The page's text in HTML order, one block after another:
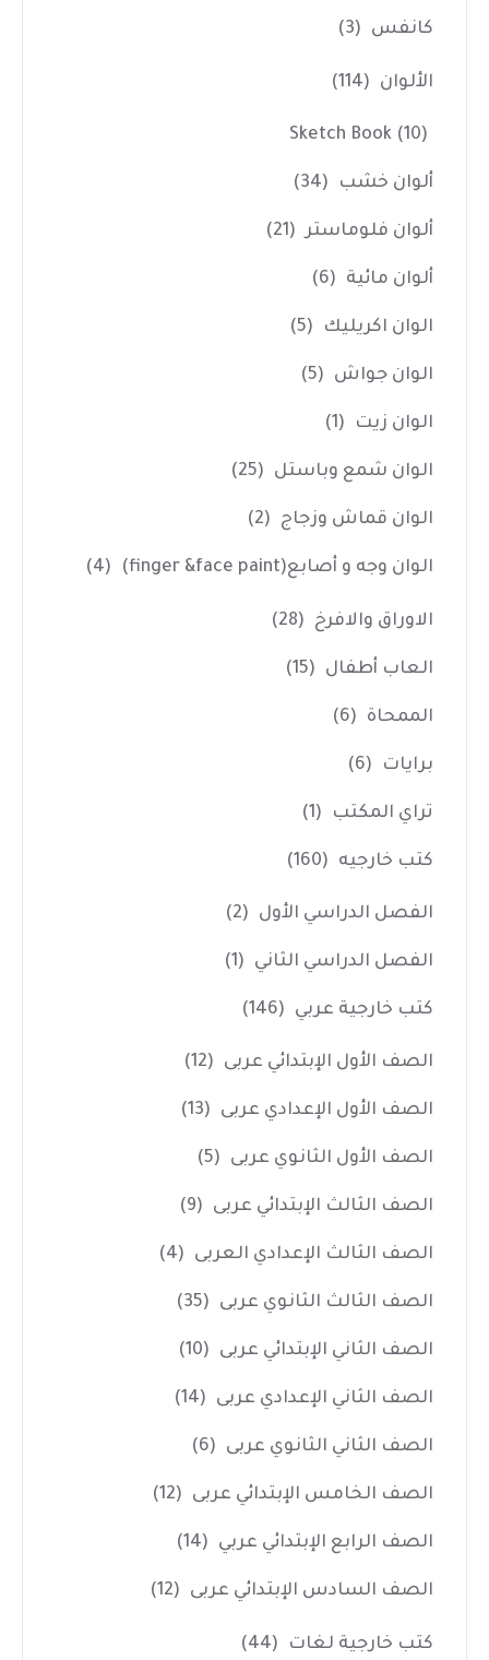
كانفس (3)
الألوان (114)
Sketch Book (10)
ألوان خشب (34)
ألوان فلوماستر (21)
ألوان مائية (6)
الوان اكريليك (5)
الوان جواش (5)
الوان زيت (1)
الوان شمع وباستل (25)
الوان قماش وزجاج (2)
الوان وجه و أصابع(finger &face paint) (4)
الاوراق والافرخ (28)
العاب أطفال (15)
الممحاة (6)
برايات (6)
تراي المكتب (1)
كتب خارجيه (160)
الفصل الدراسي الأول (2)
الفصل الدراسي الثاني (1)
كتب خارجية عربي (146)
الصف الأول الإبتدائي عربى (12)
الصف الأول الإعدادي عربى (13)
الصف الأول الثانوي عربى (5)
الصف الثالث الإبتدائي عربى (9)
الصف الثالث الإعدادي العربى (4)
الصف الثالث الثانوي عربى (35)
الصف الثاني الإبتدائي عربى (10)
الصف الثاني الإعدادي عربى (14)
الصف الثاني الثانوي عربى (6)
الصف الخامس الإبتدائي عربى (12)
الصف الرابع الإبتدائي عربي (14)
الصف السادس الإبتدائي عربى (12)
كتب خارجية لغات (44)